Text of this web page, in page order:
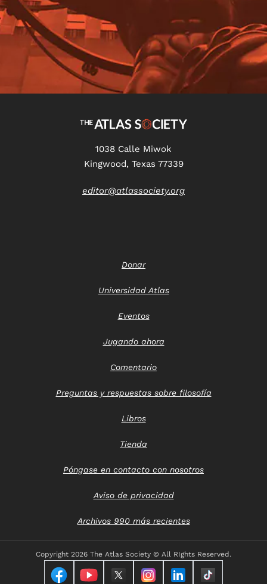
1038 Calle Miwok
Kingwood, Texas 77339
editor@atlassociety.org
Donar
Universidad Atlas
Eventos
Jugando ahora
Comentario
Preguntas y respuestas sobre filosofía
Libros
Tienda
Póngase en contacto con nosotros
Aviso de privacidad
Archivos 990 más recientes
Copyright 2026 The Atlas Society © All RIghts Reserved.